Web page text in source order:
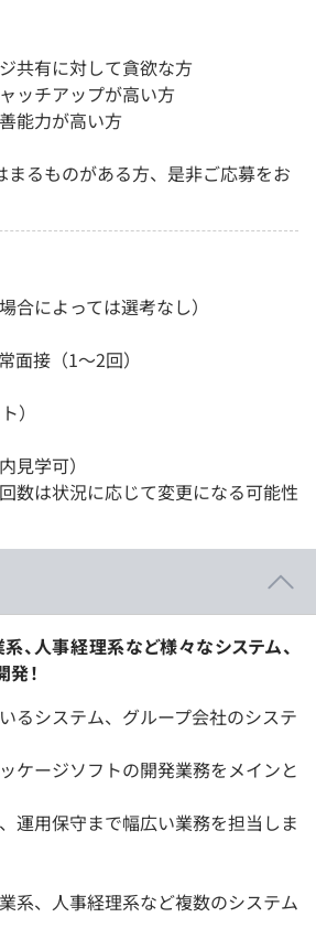
共有に対して貪欲な方
ッチアップが高い方
能力が高い方
まるものがある方、是非ご応募をお
合によっては選考なし）
面接（1〜2回）
）
見学可）
数は状況に応じて変更になる可能性
、人事経理系など様々なシステム、
！
るシステム、グループ会社のシステ
ケージソフトの開発業務をメインと
運用保守まで幅広い業務を担当しま
系、人事経理系など複数のシステム